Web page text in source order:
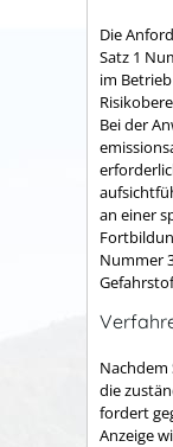
Die
Satz 1
im
Bei der
an einer
Nummer
Nachdem
die
fordert
Anzeige